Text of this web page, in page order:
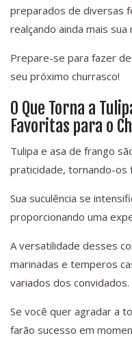
preparados de diversas
realçando ainda mais sua
Prepare-se para fazer
seu próximo churrasco!
O Que Torna a
Favoritas para o
Tulipa e asa de frango
praticidade, tornando-os
Sua suculência se
proporcionando uma
A versatilidade desses
marinadas e temperos
variados dos convidados.
Se você quer agradar a
farão sucesso em